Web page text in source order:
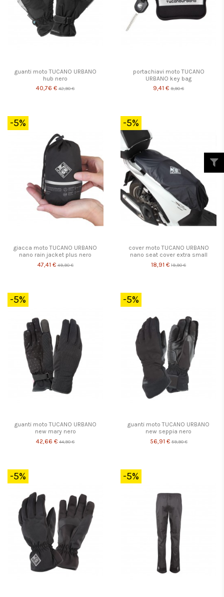
guanti moto TUCANO URBANO
hub nero
40,76 € 42,90 €
portachiavi moto TUCANO
URBANO key bag
9,41 € 9,90 €
-5%
giacca moto TUCANO URBANO
nano rain jacket plus nero
47,41 € 49,90 €
-5%
cover moto TUCANO URBANO
nano seat cover extra small
18,91 € 19,90 €
-5%
guanti moto TUCANO URBANO
new mary nero
42,66 € 44,90 €
-5%
guanti moto TUCANO URBANO
new seppia nero
56,91 € 59,90 €
-5% -5%